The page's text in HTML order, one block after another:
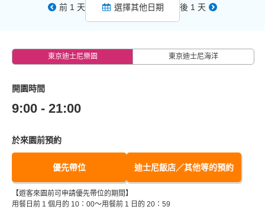
前 1 天 選擇其他日期 後 1 天
東京迪士尼樂園 東京迪士尼海洋
開園時間
9:00 - 21:00
於來園前預約
優先帶位 迪士尼飯店／其他等的預約
【遊客來園前可申請優先帶位的期間】
用餐日前 1 個月的 10：00～用餐前 1 日的 20：59